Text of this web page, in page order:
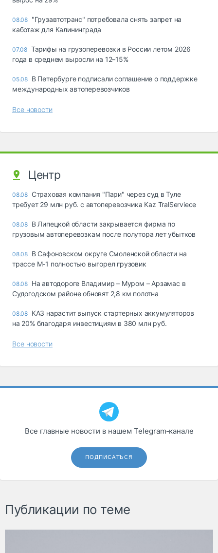
08.08 "Грузавтотранс" потребовала снять запрет на
каботаж для Калининграда
07.08 Тарифы на грузоперевозки в России летом 2026
года в среднем выросли на 12–15%
05.08 В Петербурге подписали соглашение о поддержке
международных автоперевозчиков
Все новости
Центр
08.08 Страховая компания "Пари" через суд в Туле
требует 29 млн руб. с автоперевозчика Kaz TralServiece
08.08 В Липецкой области закрывается фирма по
грузовым автоперевозкам после полутора лет убытков
08.08 В Сафоновском округе Смоленской области на
трассе М-1 полностью выгорел грузовик
08.08 На автодороге Владимир – Муром – Арзамас в
Судогодском районе обновят 2,8 км полотна
08.08 КАЗ нарастит выпуск стартерных аккумуляторов
на 20% благодаря инвестициям в 380 млн руб.
Все новости
Все главные новости в нашем Telegram‑канале
ПОДПИСАТЬСЯ
Публикации по теме